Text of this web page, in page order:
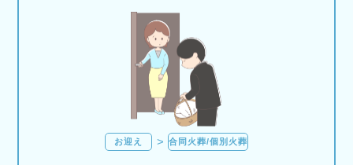
お迎え 合同火葬/個別火葬